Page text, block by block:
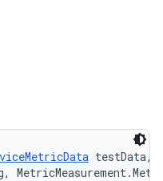
testData,